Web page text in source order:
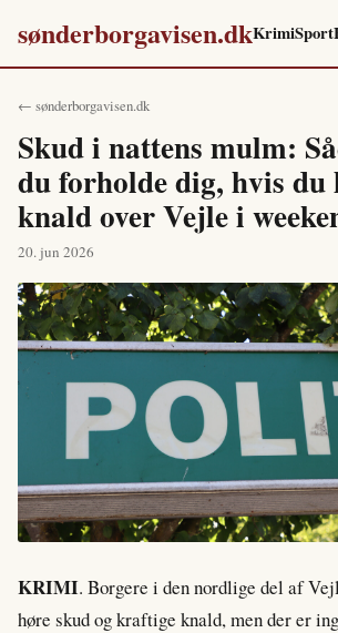
sønderborgavisen.dkKrimiSport
← sønderborgavisen.dk
Skud i nattens mulm:
du forholde dig, hvis du
knald over Vejle i
20. jun 2026
KRIMI. Borgere i den nordlige del af
høre skud og kraftige knald, men der er